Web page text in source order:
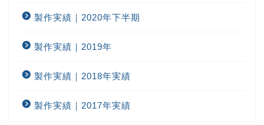
製作実績｜2020年下半期
製作実績｜2019年
製作実績｜2018年実績
製作実績｜2017年実績